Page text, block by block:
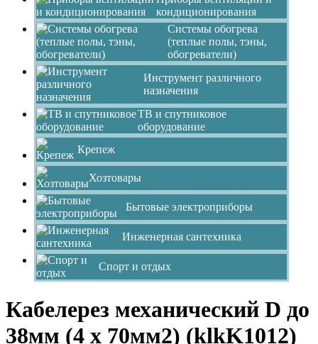
кондиционирования
Системы обогрева
(теплые полы, тэны,
обогреватели)
Инструмент различного
назначения
ТВ и спутниковое
оборудование
Крепеж
Хозтовары
Бытовые электроприборы
Инженерная сантехника
Спорт и отдых
Кабелерез механический D до
38мм (4 х 70мм2) (klkK1012)